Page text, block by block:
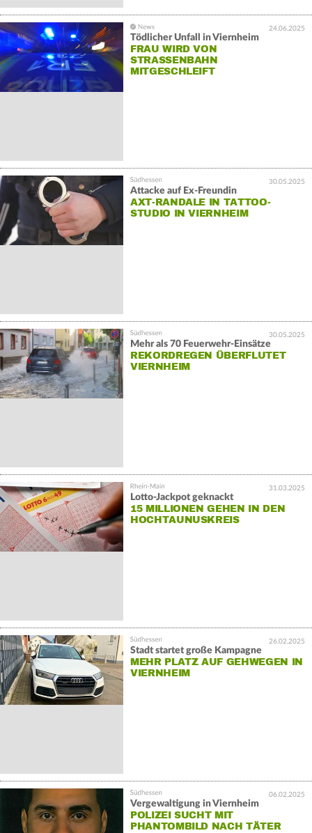
24.06.2025
Tödlicher Unfall in Viernheim
FRAU WIRD VON
STRASSENBAHN M
ITGESCHLEIFT
30.05.2025
Attacke auf Ex-Freundin
AXT-RANDALE IN TATTOO-
STUDIO IN VIERNHEIM
30.05.2025
Mehr als 70 Feuerwehr-Einsätze
REKORDREGEN ÜBERFLUTET
VIERNHEIM
31.03.2025
Lotto-Jackpot geknackt
15 MILLIONEN GEHEN IN DEN
HOCHTAUNUSKREIS
26.02.2025
Stadt startet große Kampagne
MEHR PLATZ AUF GEHWEGEN IN
VIERNHEIM
06.02.2025
Vergewaltigung in Viernheim
POLIZEI SUCHT MIT
PHANTOMBILD NACH TÄTER